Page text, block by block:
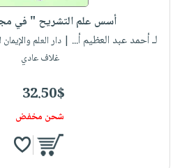
أسس علم التشريح " في
لـ أحمد عبد العظيم أ... | دار العلم
غلاف عادي
32.50$
شحن مخفض